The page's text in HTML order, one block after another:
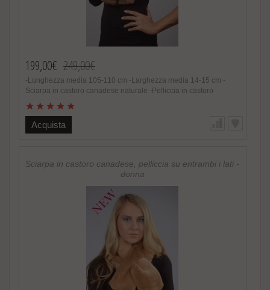
199,00€ 249,00€
-Lunghezza media 105-110 cm -Larghezza media 14-15 cm -
Sciarpa in castoro canadese naturale -Pelliccia in castoro
e soffice -Foderata internamente -Fatto in Italia. Brand Amica snc
-Altissima qualita‘ nel materiale utilizzato Speciale promozione!
Nel caso di acquisto di 2 o piu’ accessori in pelliccia riceverete
Acquista
Sciarpa in castoro canadese, pelliccia su entrambi i lati -
donna